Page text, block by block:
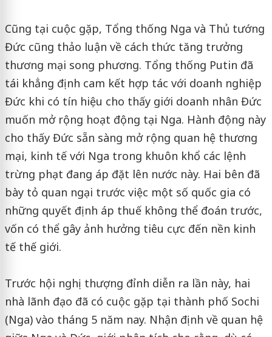
Cũng tại cuộc gặp, Tổng thống Nga và Thủ tướng
Đức cũng thảo luận về cách thức tăng trưởng
thương mại song phương. Tổng thống Putin đã
tái khẳng định cam kết hợp tác với doanh nghiệp
Đức khi có tín hiệu cho thấy giới doanh nhân Đức
muốn mở rộng hoạt động tại Nga. Hành động này
cho thấy Đức sẵn sàng mở rộng quan hệ thương
mại, kinh tế với Nga trong khuôn khổ các lệnh
trừng phạt đang áp đặt lên nước này. Hai bên đã
bày tỏ quan ngại trước việc một số quốc gia có
những quyết định áp thuế không thể đoán trước,
vốn có thể gây ảnh hưởng tiêu cực đến nền kinh
tế thế giới.
Trước hội nghị thượng đỉnh diễn ra lần này, hai
nhà lãnh đạo đã có cuộc gặp tại thành phố Sochi
(Nga) vào tháng 5 năm nay. Nhận định về quan hệ